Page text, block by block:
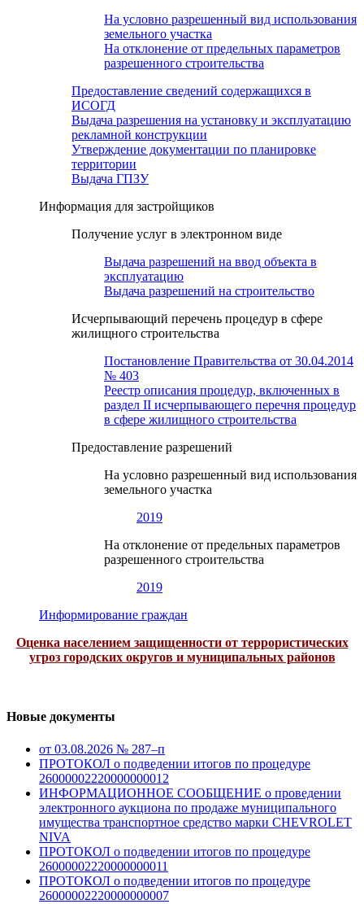
На условно разрешенный вид использования
земельного участка
На отклонение от предельных параметров
разрешенного строительства
Предоставление сведений содержащихся в
ИСОГД
Выдача разрешения на установку и эксплуатацию
рекламной конструкции
Утверждение документации по планировке
территории
Выдача ГПЗУ
Информация для застройщиков
Получение услуг в электронном виде
Выдача разрешений на ввод объекта в
эксплуатацию
Выдача разрешений на строительство
Исчерпывающий перечень процедур в сфере
жилищного строительства
Постановление Правительства от 30.04.2014
№ 403
Реестр описания процедур, включенных в
раздел II исчерпывающего перечня процедур
в сфере жилищного строительства
Предоставление разрешений
На условно разрешенный вид использования
земельного участка
2019
На отклонение от предельных параметров
разрешенного строительства
2019
Информирование граждан
Оценка населением защищенности от террористических
угроз городских округов и муниципальных районов
Новые документы
от 03.08.2026 № 287–п
ПРОТОКОЛ о подведении итогов по процедуре
26000002220000000012
ИНФОРМАЦИОННОЕ СООБЩЕНИЕ о проведении
электронного аукциона по продаже муниципального
имущества транспортное средство марки CHEVROLET
NIVA
ПРОТОКОЛ о подведении итогов по процедуре
26000002220000000011
ПРОТОКОЛ о подведении итогов по процедуре
26000002220000000007